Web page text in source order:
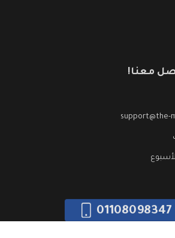
معنا!
support@the-
01108098347